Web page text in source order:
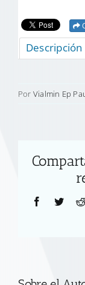
Descripción
Por Vialmin Ep
Facebook